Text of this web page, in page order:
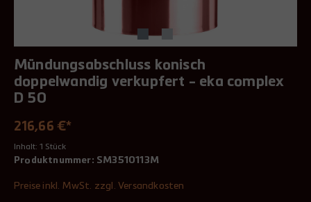
Mündungsabschluss konisch
doppelwandig verkupfert - eka complex
D 50
216,66 €*
Inhalt: 1 Stück
Produktnummer: SM3510113M
Preise inkl. MwSt. zzgl. Versandkosten